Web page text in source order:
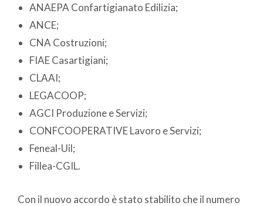
ANAEPA Confartigianato Edilizia;
ANCE;
CNA Costruzioni;
FIAE Casartigiani;
CLAAI;
LEGACOOP;
AGCI Produzione e Servizi;
CONFCOOPERATIVE Lavoro e Servizi;
Feneal-Uil;
Fillea-CGIL.
Con il nuovo accordo è stato stabilito che il numero